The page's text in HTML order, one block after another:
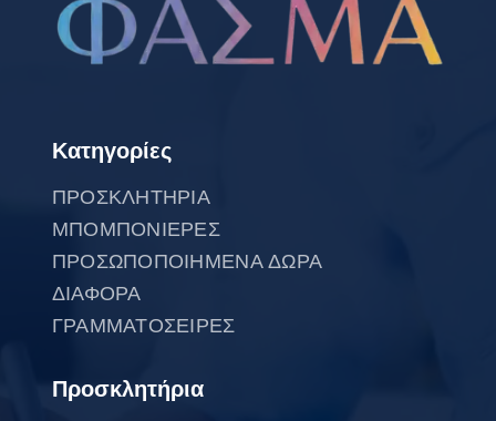
Κατηγορίες
ΠΡΟΣΚΛΗΤΗΡΙΑ
ΜΠΟΜΠΟΝΙΕΡΕΣ
ΠΡΟΣΩΠΟΠΟΙΗΜΕΝΑ ΔΩΡΑ
ΔΙΑΦΟΡΑ
ΓΡΑΜΜΑΤΟΣΕΙΡΕΣ
Προσκλητήρια